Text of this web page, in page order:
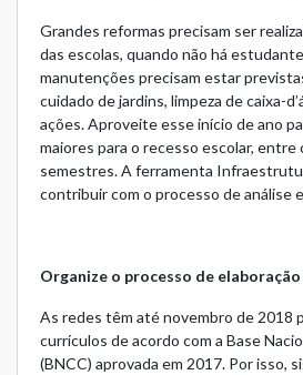
Grandes reformas precisam ser
das escolas, quando não há
manutenções precisam estar
cuidado de jardins, limpeza de caixa-
ações. Aproveite esse início de ano
maiores para o recesso escolar, entre
semestres. A ferramenta
contribuir com o processo de análise
Organize o processo de
As redes têm até novembro de 2018
currículos de acordo com a Base
(BNCC) aprovada em 2017. Por isso,